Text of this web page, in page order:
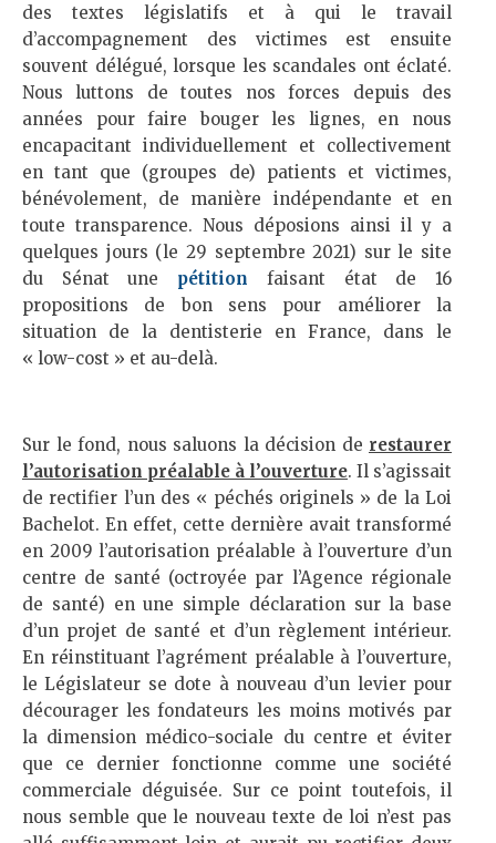
des textes législatifs et à qui le travail
d’accompagnement des victimes est ensuite
souvent délégué, lorsque les scandales ont éclaté.
Nous luttons de toutes nos forces depuis des
années pour faire bouger les lignes, en nous
encapacitant individuellement et collectivement
en tant que (groupes de) patients et victimes,
bénévolement, de manière indépendante et en
toute transparence. Nous déposions ainsi il y a
quelques jours (le 29 septembre 2021) sur le site
du Sénat une pétition faisant état de 16
propositions de bon sens pour améliorer la
situation de la dentisterie en France, dans le
« low-cost » et au-delà.
Sur le fond, nous saluons la décision de restaurer
l’autorisation préalable à l’ouverture. Il s’agissait
de rectifier l’un des « péchés originels » de la Loi
Bachelot. En effet, cette dernière avait transformé
en 2009 l’autorisation préalable à l’ouverture d’un
centre de santé (octroyée par l’Agence régionale
de santé) en une simple déclaration sur la base
d’un projet de santé et d’un règlement intérieur.
En réinstituant l’agrément préalable à l’ouverture,
le Législateur se dote à nouveau d’un levier pour
décourager les fondateurs les moins motivés par
la dimension médico-sociale du centre et éviter
que ce dernier fonctionne comme une société
commerciale déguisée. Sur ce point toutefois, il
nous semble que le nouveau texte de loi n’est pas